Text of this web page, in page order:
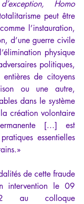
Homo
peut être
l’instauration,
d’une guerre civile
physique
politiques,
de citoyens
ou une autre,
dans le système
création volontaire
[…] est
essentielles
de cette fraude
intervention le 09
au colloque